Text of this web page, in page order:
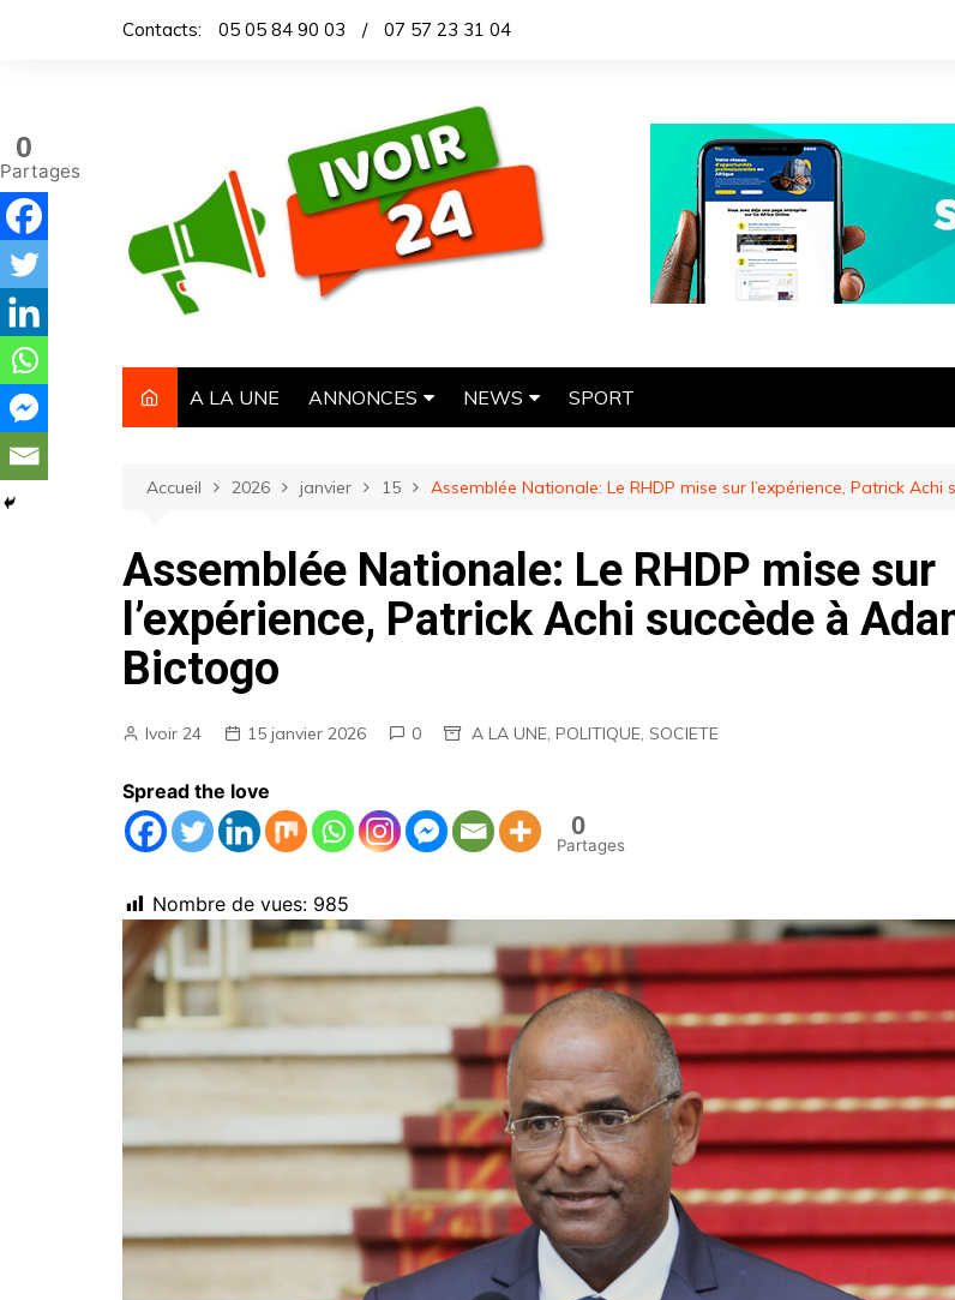
Contacts: 05 05 84 90 03 / 07 57 23 31 04
A LA UNE ANNONCES
AUTOMOBILE
AGENDA
EMPLOIS
NEWS
DEPECHE
ECONOMIE
POLITIQUE
SPORT
Accueil 2026 janvier 15 Assemblée Nationale: Le RHDP mise sur l’expérience, Patrick
Assemblée Nationale: Le RHDP mise sur
l’expérience, Patrick Achi succède à
Bictogo
Ivoir 24 15 janvier 2026 0 A LA UNE, POLITIQUE, SOCIETE
Spread the love
0
Partages
Nombre de vues: 985
0
Partages